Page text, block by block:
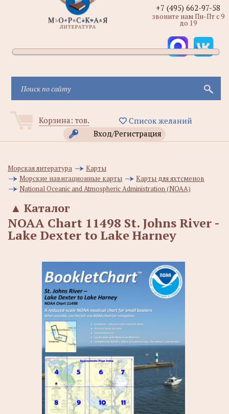
Корзина: тов.
Список желаний
Вход/Регистрация
+7 (495) 662-97-58
звоните нам Пн-Пт с 9
до 19
Морская литература
Карты
Морские навигационные карты
Карты для яхтсменов
National Oceanic and Atmospheric Administration (NOAA)
Каталог
▲
NOAA Chart 11498 St. Johns River -
Lake Dexter to Lake Harney